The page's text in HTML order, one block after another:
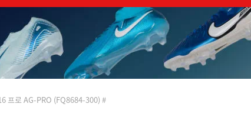
프로 AG-PRO (FQ8684-300) #